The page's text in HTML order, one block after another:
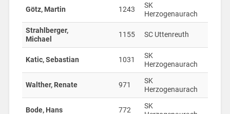
Götz, Martin 1243
SK
Herzogenaurach
Strahlberger,
Michael
1155 SC Uttenreuth
Katic, Sebastian 1031
SK
Herzogenaurach
Walther, Renate 971
SK
Herzogenaurach
Bode, Hans 772
SK